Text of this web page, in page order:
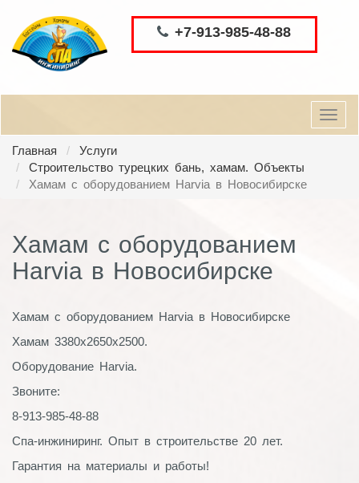
+7-913-985-48-88
Главная
Услуги
Строительство турецких бань, хамам. Объекты
Хамам с оборудованием Harvia в Новосибирске
Хамам с оборудованием
Harvia в Новосибирске
Хамам с оборудованием Harvia в Новосибирске
Хамам 3380х2650х2500.
Оборудование Harvia.
Звоните:
8-913-985-48-88
Спа-инжиниринг. Опыт в строительстве 20 лет.
Гарантия на материалы и работы!